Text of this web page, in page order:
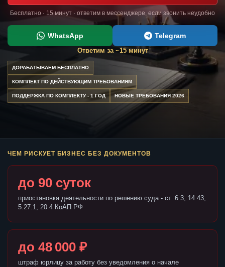
Бесплатно · 15 минут · ответим в мессенджере, если звонить неудобно
WhatsApp Telegram
Ответим за ~15 минут
ДОРАБАТЫВАЕМ БЕСПЛАТНО
КОМПЛЕКТ ПО ДЕЙСТВУЮЩИМ ТРЕБОВАНИЯМ
ПОДДЕРЖКА ПО КОМПЛЕКТУ - 1 ГОД НОВЫЕ ТРЕБОВАНИЯ 2026
ЧЕМ РИСКУЕТ БИЗНЕС БЕЗ ДОКУМЕНТОВ
до 90 суток
приостановка деятельности по решению суда - ст. 6.3, 14.43,
5.27.1, 20.4 КоАП РФ
до 48 000 ₽
штраф юрлицу за работу без уведомления о начале